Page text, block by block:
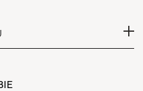
w dotyku oraz odporny